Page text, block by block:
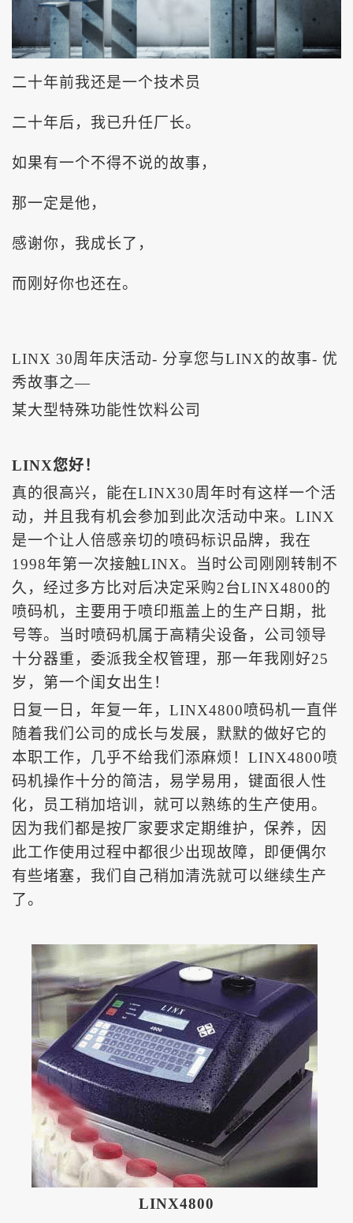
二十年前我还是一个技术员
二十年后，我已升任厂长。
如果有一个不得不说的故事，
那一定是他，
感谢你，我成长了，
而刚好你也还在。
LINX 30周年庆活动- 分享您与LINX的故事- 优
秀故事之—
某大型特殊功能性饮料公司
LINX您好！
真的很高兴，能在LINX30周年时有这样一个活
动，并且我有机会参加到此次活动中来。LINX
是一个让人倍感亲切的喷码标识品牌，我在
1998年第一次接触LINX。当时公司刚刚转制不
久，经过多方比对后决定采购2台LINX4800的
喷码机，主要用于喷印瓶盖上的生产日期，批
号等。当时喷码机属于高精尖设备，公司领导
十分器重，委派我全权管理，那一年我刚好25
岁，第一个闺女出生！
日复一日，年复一年， LINX4800喷码机一直伴
随着我们公司的成长与发展，默默的做好它的
本职工作，几乎不给我们添麻烦！LINX4800喷
码机操作十分的简洁，易学易用，键面很人性
化，员工稍加培训，就可以熟练的生产使用。
因为我们都是按厂家要求定期维护，保养，因
此工作使用过程中都很少出现故障，即便偶尔
有些堵塞，我们自己稍加清洗就可以继续生产
了。
LINX4800